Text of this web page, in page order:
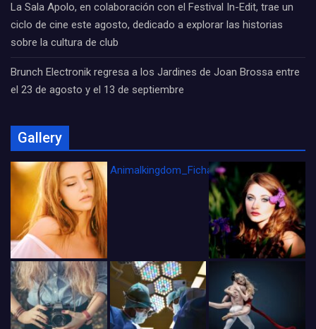
La Sala Apolo, en colaboración con el Festival In-Edit, trae un
ciclo de cine este agosto, dedicado a explorar las historias
sobre la cultura de club
Brunch Electronik regresa a los Jardines de Joan Brossa entre
el 23 de agosto y el 13 de septiembre
Gallery
Animalkingdom_FichaCine